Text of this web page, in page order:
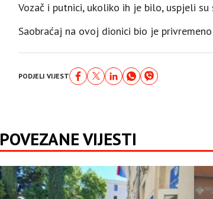
Vozač i putnici, ukoliko ih je bilo, uspjeli
Saobraćaj na ovoj dionici bio je
PODJELI VIJEST
POVEZANE VIJESTI